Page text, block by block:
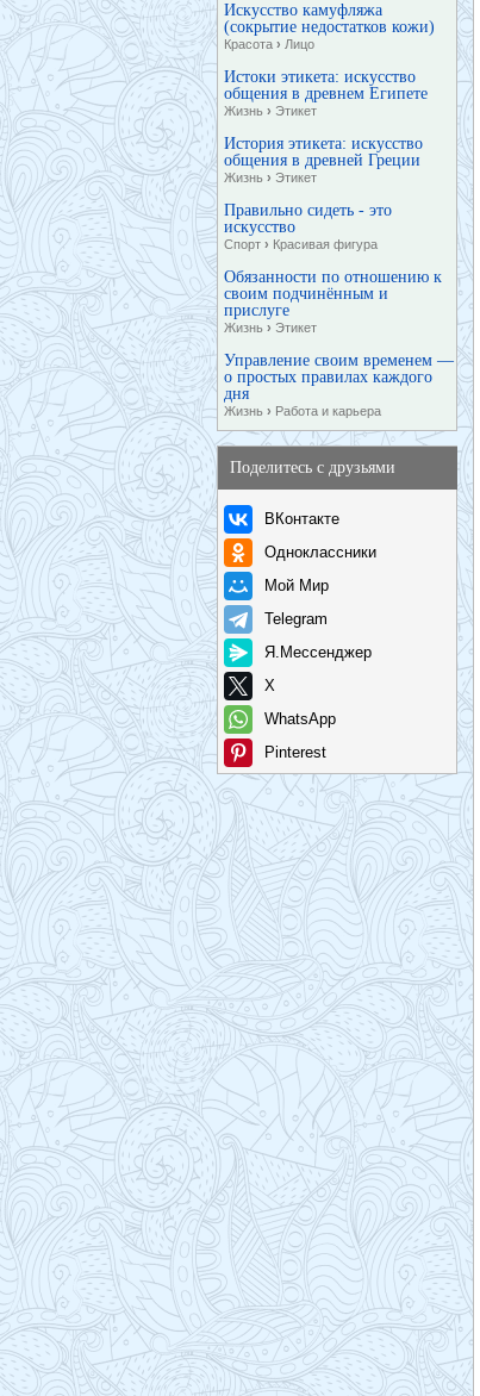
Искусство камуфляжа
(сокрытие недостатков кожи)
Красота › Лицо
Истоки этикета: искусство
общения в древнем Египете
Жизнь › Этикет
История этикета: искусство
общения в древней Греции
Жизнь › Этикет
Правильно сидеть - это
искусство
Спорт › Красивая фигура
Обязанности по отношению к
своим подчинённым и
прислуге
Жизнь › Этикет
Управление своим временем —
о простых правилах каждого
дня
Жизнь › Работа и карьера
Поделитесь с друзьями
ВКонтакте
Одноклассники
Мой Мир
Telegram
Я.Мессенджер
X
WhatsApp
Pinterest